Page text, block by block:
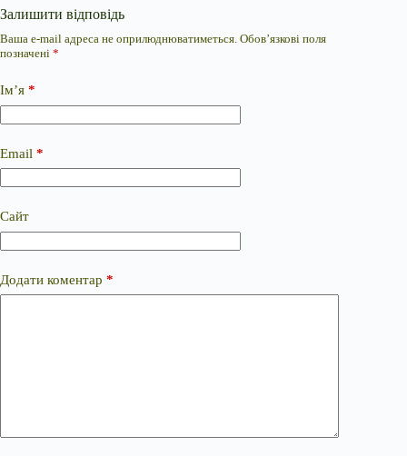
Залишити відповідь
Ваша e-mail адреса не оприлюднюватиметься. Обов’язкові поля
позначені *
Ім’я *
Email *
Сайт
Додати коментар *